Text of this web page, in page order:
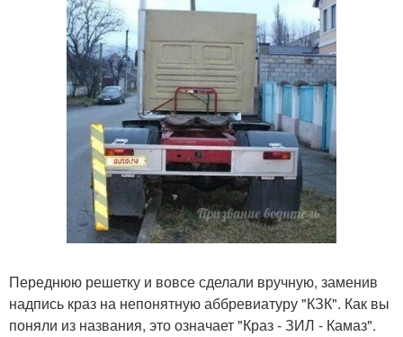
Переднюю решетку и вовсе сделали вручную, заменив
надпись краз на непонятную аббревиатуру "КЗК". Как вы
поняли из названия, это означает "Краз - ЗИЛ - Камаз".